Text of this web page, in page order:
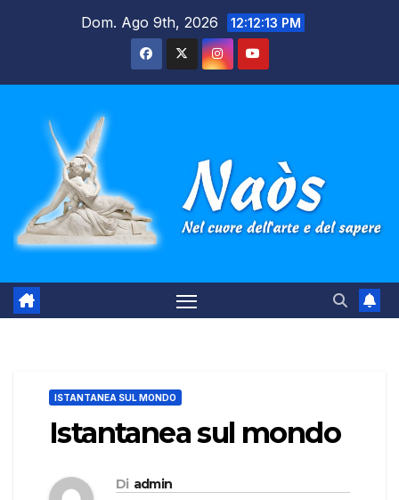
Dom. Ago 9th, 2026 12:12:14 PM
ISTANTANEA SUL MONDO
Istantanea sul mondo
Di admin